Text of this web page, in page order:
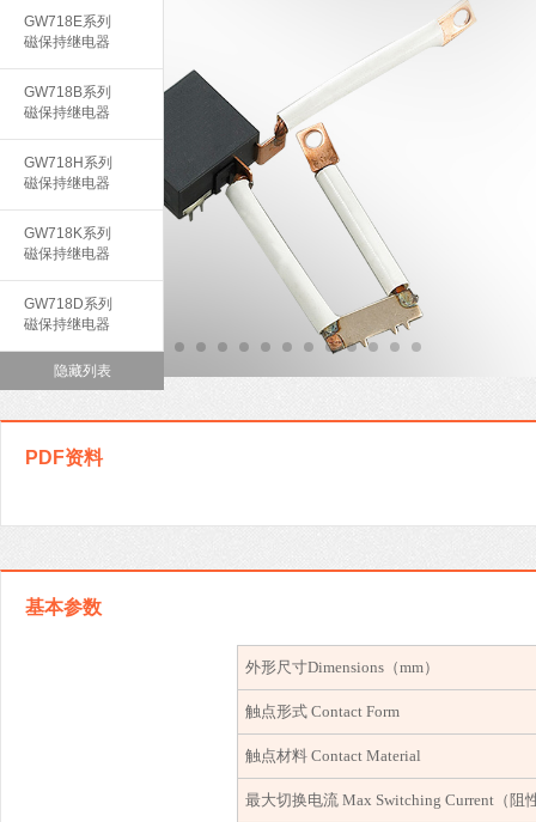
PDF资料
基本参数
外形尺寸Dimensions（mm）
触点形式 Contact Form
触点材料 Contact Material
最大切换电流 Max Switching Current（阻
GW718E系列
磁保持继电器
GW718B系列
磁保持继电器
GW718H系列
磁保持继电器
GW718K系列
磁保持继电器
GW718D系列
磁保持继电器
隐藏列表